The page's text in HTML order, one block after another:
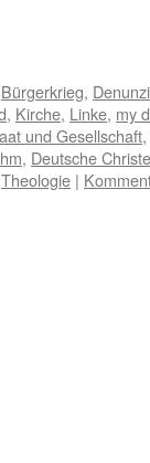
Bürgerkrieg,
, Kirche, Linke, my
und Gesellschaft,
, Deutsche
Theologie |